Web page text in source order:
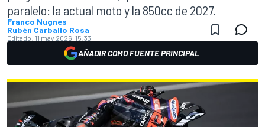
paralelo: la actual moto y la 850cc de 2027.
Franco Nugnes
Rubén Carballo Rosa
Editado: 11 may 2026, 15:33
AÑADIR COMO FUENTE PRINCIPAL